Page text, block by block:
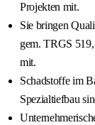
Projekten mit.
Sie bringen
gem. TRGS
mit.
Schadstoffe im
Spezialtiefbau